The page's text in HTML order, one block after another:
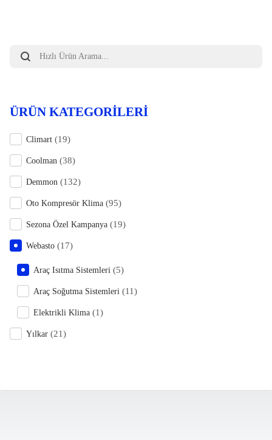
search
ÜRÜN KATEGORILERI
Climart (19)
Coolman (38)
Demmon (132)
Oto Kompresör Klima (95)
Sezona Özel Kampanya (19)
Webasto (17)
Araç Isıtma Sistemleri (5)
Araç Soğutma Sistemleri (11)
Elektrikli Klima (1)
Yılkar (21)